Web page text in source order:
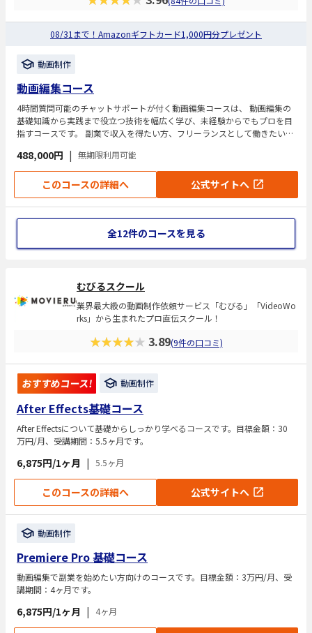
08/31まで！Amazonギフトカード1,000円分プレゼント
動画制作
動画編集コース
4時間質問可能のチャットサポートが付く動画編集コースは、 動画編集の
基礎知識から実践まで役立つ技術を幅広く学び、未経験からでもプロを目
指すコースです。 副業で収入を得たい方、フリーランスとして働きたい
488,000円 | 無期限利用可能
このコースの詳細へ 公式サイトへ
全12件のコースを見る
むびるスクール
業界最大級の動画制作依頼サービス「むびる」「VideoWo
rks」から生まれたプロ直伝スクール！
★★★★★ 3.89(9件の口コミ)
おすすめコース! 動画制作
After Effects基礎コース
After Effectsについて基礎からしっかり学べるコースです。目標金額：30
万円/月、受講期間：5.5ヶ月です。
6,875円/1ヶ月 | 5.5ヶ月
このコースの詳細へ 公式サイトへ
動画制作
Premiere Pro 基礎コース
動画編集で副業を始めたい方向けのコースです。目標金額：3万円/月、受
講期間：4ヶ月です。
6,875円/1ヶ月 | 4ヶ月